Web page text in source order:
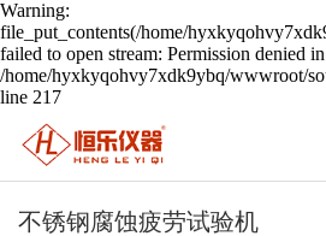
Warning:
file_put_contents(/home/
failed to open stream: Permission denied in
/home/hyxkyqohvy7xdk9ybq/wwwroot/
line 217
​不锈钢腐蚀疲劳试验机